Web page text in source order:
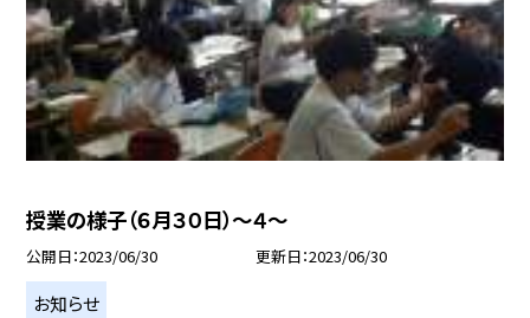
授業の様子（６月３０日）〜４〜
公開日 2023/06/30 更新日 2023/06/30
お知らせ